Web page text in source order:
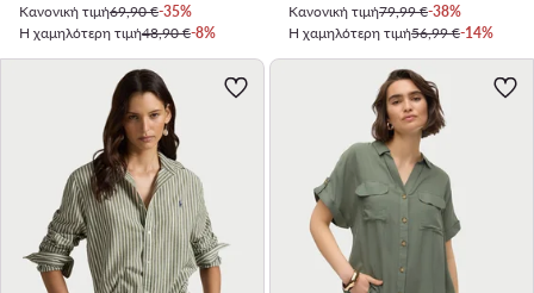
Κανονική τιμή69,90 €-35%
Η χαμηλότερη τιμή48,90 €-8%
Κανονική τιμή79,99 €-38%
Η χαμηλότερη τιμή56,99 €-14%